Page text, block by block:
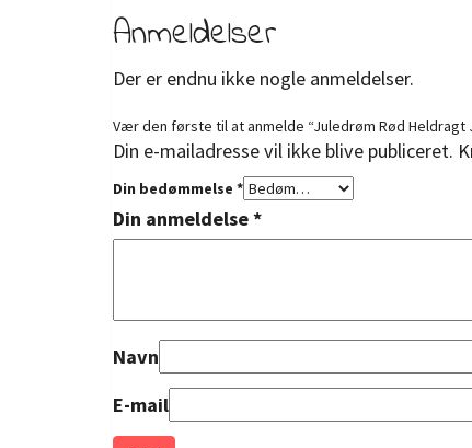
Anmeldelser
Der er endnu ikke nogle anmeldelser.
Vær den første til at anmelde “Juledrøm Rød Heldragt
Din e-mailadresse vil ikke blive publiceret.
Din bedømmelse *
Din anmeldelse*
Navn
E-mail